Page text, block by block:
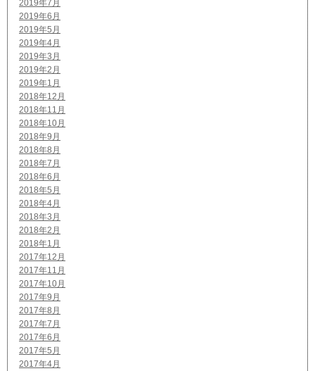
2019年7月
2019年6月
2019年5月
2019年4月
2019年3月
2019年2月
2019年1月
2018年12月
2018年11月
2018年10月
2018年9月
2018年8月
2018年7月
2018年6月
2018年5月
2018年4月
2018年3月
2018年2月
2018年1月
2017年12月
2017年11月
2017年10月
2017年9月
2017年8月
2017年7月
2017年6月
2017年5月
2017年4月